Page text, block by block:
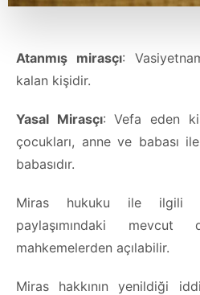
Atanmış mirasçı:
kalan kişidir.
Yasal Mirasçı: Vefa eden
çocukları, anne ve babası
babasıdır.
Miras hukuku ile ilgili
paylaşımındaki
mahkemelerden açılabilir.
Miras hakkının yenildiği